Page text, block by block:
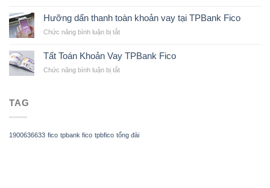
dấn
tiền
nhanh,
vay
tín
TPBank
Fico
Hưỡng dấn thanh toàn khoản vay tại TPBank Fico
Chức năng bình luận bị tắtở
dấn
thanh
toàn
Tất Toán Khoản Vay TPBank Fico
Chức năng bình luận bị tắtở
TAG
1900636633 fico tpbank fico tpbfico tổng đài